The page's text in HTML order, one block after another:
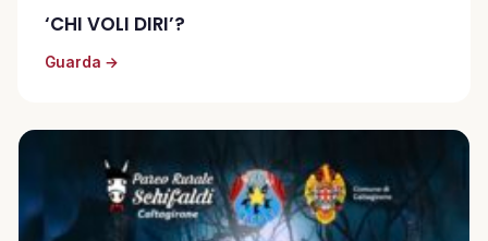
‘CHI VOLI DIRI’?
Guarda →